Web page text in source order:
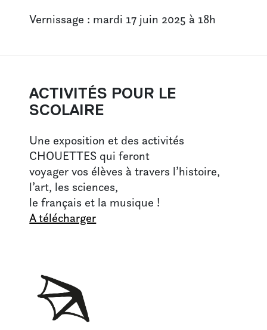
Vernissage : mardi 17 juin 2025 à 18h
ACTIVITÉS POUR LE
SCOLAIRE
Une exposition et des activités
CHOUETTES qui feront
voyager vos élèves à travers l’histoire,
l’art, les sciences,
le français et la musique !
A télécharger